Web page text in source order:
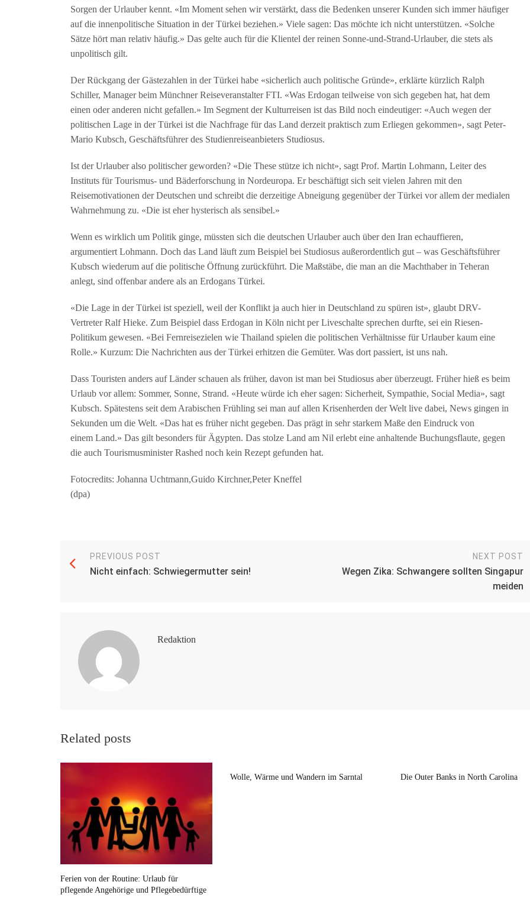
Sorgen der Urlauber kennt. «Im Moment sehen wir verstärkt, dass die Bedenken unserer Kunden sich immer häufiger
auf die innenpolitische Situation in der Türkei beziehen.» Viele sagen: Das möchte ich nicht unterstützen. «Solche
Sätze hört man relativ häufig.» Das gelte auch für die Klientel der reinen Sonne-und-Strand-Urlauber, die stets als
unpolitisch gilt.
Der Rückgang der Gästezahlen in der Türkei habe «sicherlich auch politische Gründe», erklärte kürzlich Ralph
Schiller, Manager beim Münchner Reiseveranstalter FTI. «Was Erdogan teilweise von sich gegeben hat, hat dem
einen oder anderen nicht gefallen.» Im Segment der Kulturreisen ist das Bild noch eindeutiger: «Auch wegen der
politischen Lage in der Türkei ist die Nachfrage für das Land derzeit praktisch zum Erliegen gekommen», sagt Peter-
Mario Kubsch, Geschäftsführer des Studienreiseanbieters Studiosus.
Ist der Urlauber also politischer geworden? «Die These stütze ich nicht», sagt Prof. Martin Lohmann, Leiter des
Instituts für Tourismus- und Bäderforschung in Nordeuropa. Er beschäftigt sich seit vielen Jahren mit den
Reisemotivationen der Deutschen und schreibt die derzeitige Abneigung gegenüber der Türkei vor allem der medialen
Wahrnehmung zu. «Die ist eher hysterisch als sensibel.»
Wenn es wirklich um Politik ginge, müssten sich die deutschen Urlauber auch über den Iran echauffieren,
argumentiert Lohmann. Doch das Land läuft zum Beispiel bei Studiosus außerordentlich gut – was Geschäftsführer
Kubsch wiederum auf die politische Öffnung zurückführt. Die Maßstäbe, die man an die Machthaber in Teheran
anlegt, sind offenbar andere als an Erdogans Türkei.
«Die Lage in der Türkei ist speziell, weil der Konflikt ja auch hier in Deutschland zu spüren ist», glaubt DRV-
Vertreter Ralf Hieke. Zum Beispiel dass Erdogan in Köln nicht per Liveschalte sprechen durfte, sei ein Riesen-
Politikum gewesen. «Bei Fernreisezielen wie Thailand spielen die politischen Verhältnisse für Urlauber kaum eine
Rolle.» Kurzum: Die Nachrichten aus der Türkei erhitzen die Gemüter. Was dort passiert, ist uns nah.
Dass Touristen anders auf Länder schauen als früher, davon ist man bei Studiosus aber überzeugt. Früher hieß es beim
Urlaub vor allem: Sommer, Sonne, Strand. «Heute würde ich eher sagen: Sicherheit, Sympathie, Social Media», sagt
Kubsch. Spätestens seit dem Arabischen Frühling sei man auf allen Krisenherden der Welt live dabei, News gingen in
Sekunden um die Welt. «Das hat es früher nicht gegeben. Das prägt in sehr starkem Maße den Eindruck von
einem Land.» Das gilt besonders für Ägypten. Das stolze Land am Nil erlebt eine anhaltende Buchungsflaute, gegen
die auch Tourismusminister Rashed noch kein Rezept gefunden hat.
Fotocredits: Johanna Uchtmann,Guido Kirchner,Peter Kneffel
(dpa)
PREVIOUS POST
Nicht einfach: Schwiegermutter sein!
NEXT POST
Wegen Zika: Schwangere sollten Singapur
meiden
Redaktion
Related posts
Ferien von der Routine: Urlaub für
pflegende Angehörige und Pflegebedürftige
Wolle, Wärme und Wandern im Sarntal Die Outer Banks in North Carolina